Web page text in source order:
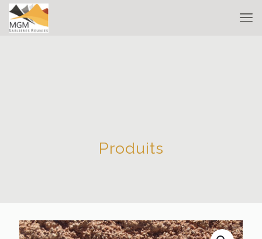
Produits